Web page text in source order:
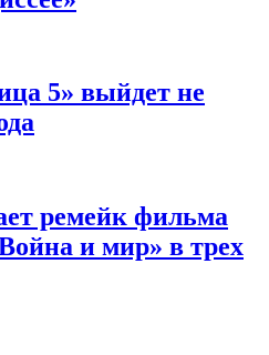
5» выйдет не
ремейк фильма
и мир» в трех